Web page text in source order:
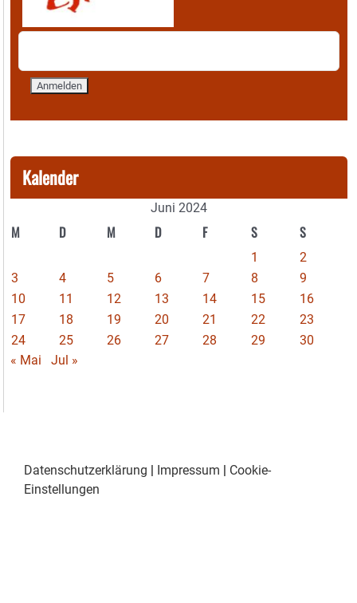
Kalender
Juni 2024
M D M D F S S
1
2
3
4 5 6 7 8
9
10
11 12 13 14 15
16
17
18 19 20 21 22
23
24
25 26 27 28 29
30
« Mai
Jul »
Datenschutzerklärung | Impressum | Cookie-
Einstellungen